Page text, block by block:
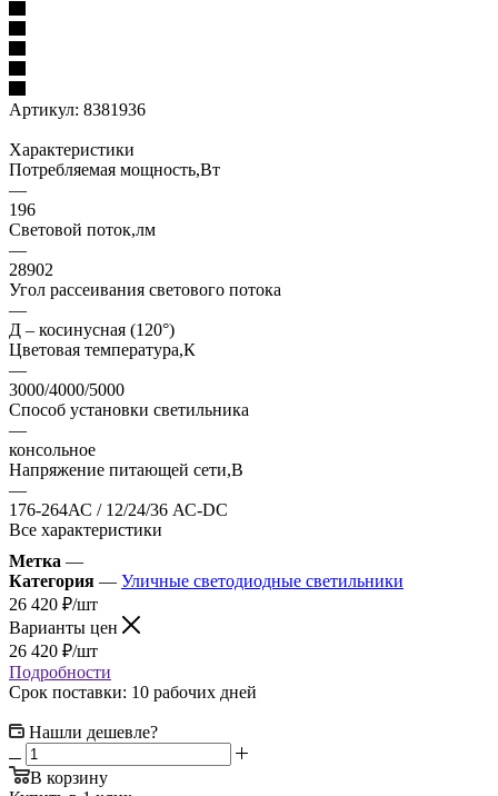
Артикул: 8381936
Характеристики
Потребляемая мощность,Вт
—
196
Световой поток,лм
—
28902
Угол рассеивания светового потока
—
Д – косинусная (120°)
Цветовая температура,К
—
3000/4000/5000
Способ установки светильника
—
консольное
Напряжение питающей сети,В
—
176-264АС / 12/24/36 АС-DC
Все характеристики
Метка —
Категория — Уличные светодиодные светильники
26 420 ₽/шт
Варианты цен
26 420 ₽/шт
Подробности
Срок поставки: 10 рабочих дней
Нашли дешевле?
В корзину